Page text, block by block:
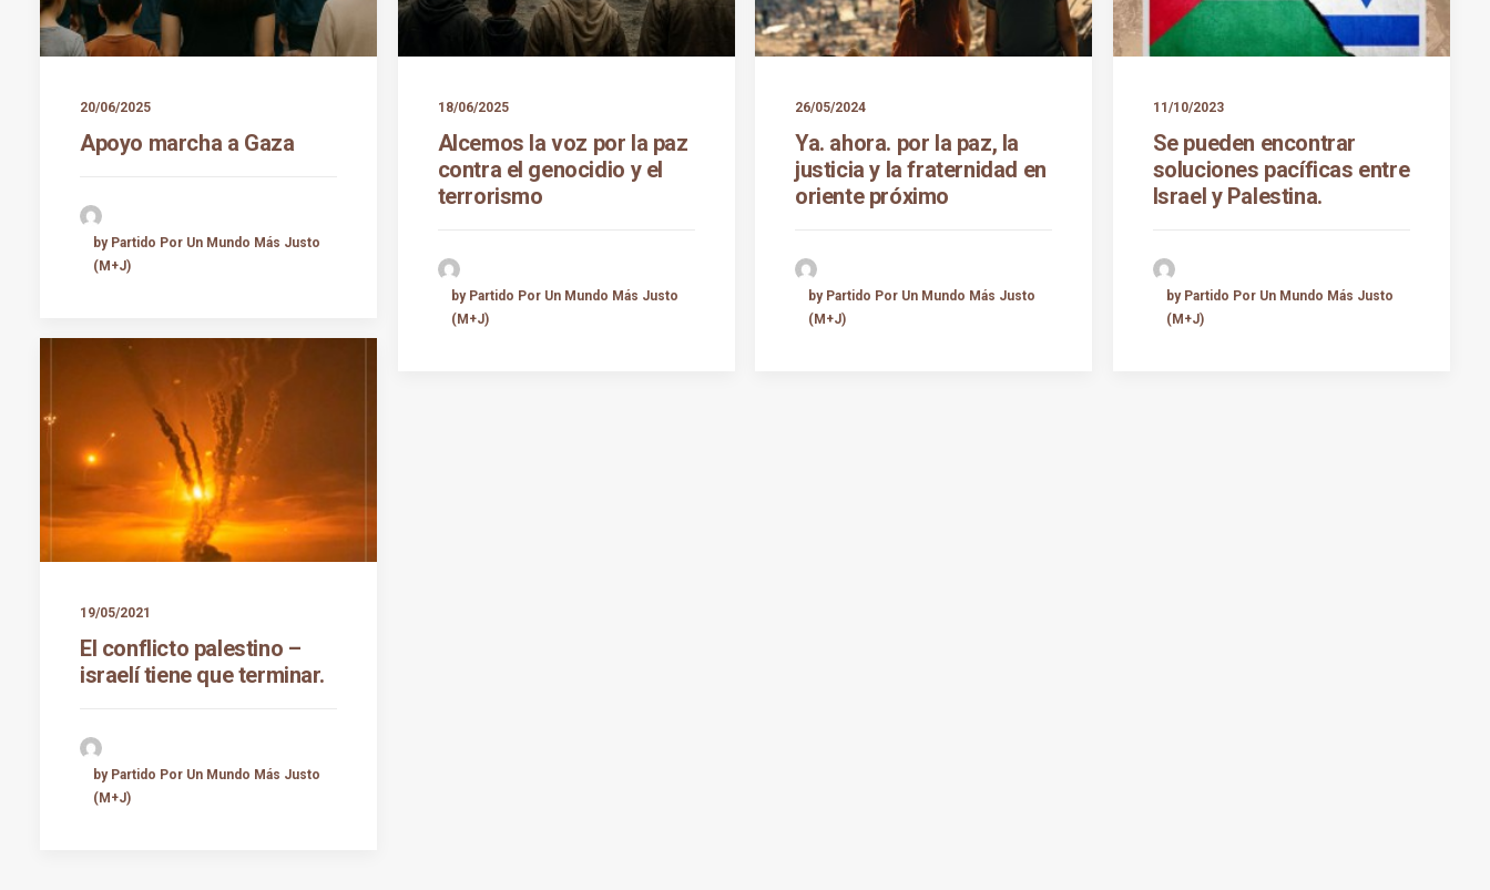
20/06/2025
Apoyo marcha a Gaza
by Partido Por Un Mundo Más Justo
(M+J)
18/06/2025
Alcemos la voz por la paz
contra el genocidio y el
terrorismo
by Partido Por Un Mundo Más Justo
(M+J)
26/05/2024
Ya. ahora. por la paz, la
justicia y la fraternidad en
oriente próximo
by Partido Por Un Mundo Más Justo
(M+J)
11/10/2023
Se pueden encontrar
soluciones pacíficas entre
Israel y Palestina.
by Partido Por Un Mundo Más Justo
(M+J)
19/05/2021
El conflicto palestino –
israelí tiene que terminar.
by Partido Por Un Mundo Más Justo
(M+J)